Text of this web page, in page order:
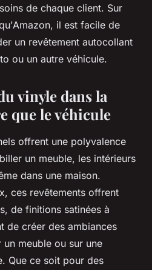
de chaque client. Sur
il est facile de
un revêtement autocollant
ou un autre véhicule.
vinyle dans la
que le véhicule
offrent une polyvalence
un meuble, les intérieurs
dans une maison.
ces revêtements offrent
de finitions satinées à
de créer des ambiances
meuble ou sur une
Que ce soit pour des